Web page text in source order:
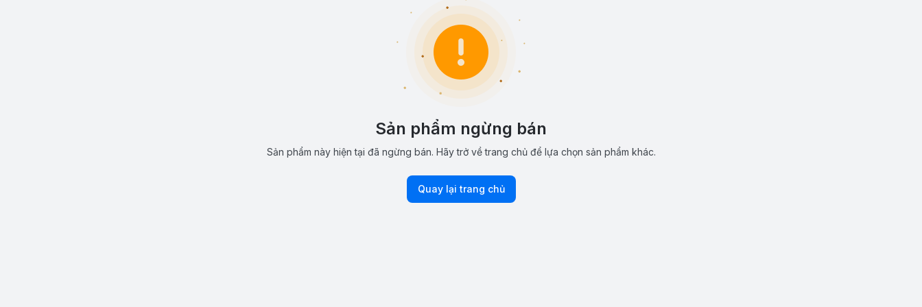
Sản phẩm ngừng bán
Sản phẩm này hiện tại đã ngừng bán. Hãy trở về trang chủ để lựa chọn sản phẩm khác.
Quay lại trang chủ